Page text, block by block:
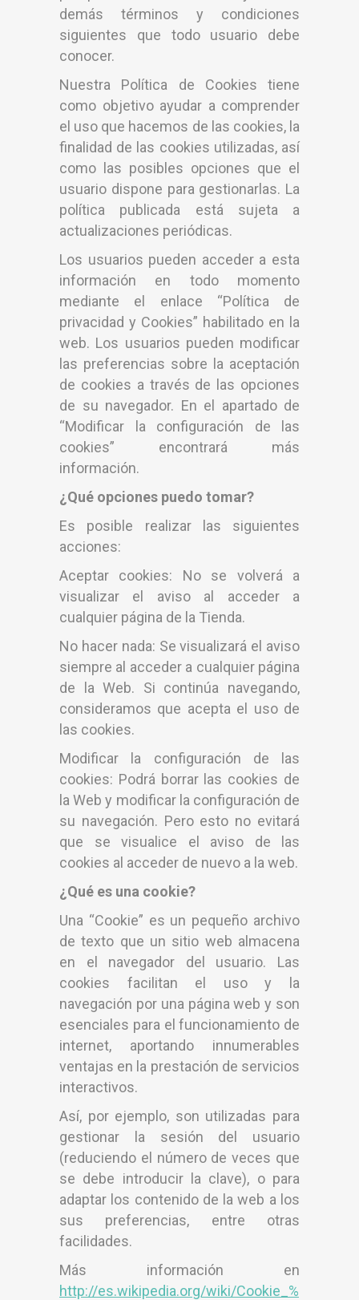
demás términos y condiciones
siguientes que todo usuario debe
conocer.
Nuestra Política de Cookies tiene
como objetivo ayudar a comprender
el uso que hacemos de las cookies, la
finalidad de las cookies utilizadas, así
como las posibles opciones que el
usuario dispone para gestionarlas. La
política publicada está sujeta a
actualizaciones periódicas.
Los usuarios pueden acceder a esta
información en todo momento
mediante el enlace “Política de
privacidad y Cookies” habilitado en la
web. Los usuarios pueden modificar
las preferencias sobre la aceptación
de cookies a través de las opciones
de su navegador. En el apartado de
“Modificar la configuración de las
cookies” encontrará más
información.
¿Qué opciones puedo tomar?
Es posible realizar las siguientes
acciones:
Aceptar cookies: No se volverá a
visualizar el aviso al acceder a
cualquier página de la Tienda.
No hacer nada: Se visualizará el aviso
siempre al acceder a cualquier página
de la Web. Si continúa navegando,
consideramos que acepta el uso de
las cookies.
Modificar la configuración de las
cookies: Podrá borrar las cookies de
la Web y modificar la configuración de
su navegación. Pero esto no evitará
que se visualice el aviso de las
cookies al acceder de nuevo a la web.
¿Qué es una cookie?
Una “Cookie” es un pequeño archivo
de texto que un sitio web almacena
en el navegador del usuario. Las
cookies facilitan el uso y la
navegación por una página web y son
esenciales para el funcionamiento de
internet, aportando innumerables
ventajas en la prestación de servicios
interactivos.
Así, por ejemplo, son utilizadas para
gestionar la sesión del usuario
(reduciendo el número de veces que
se debe introducir la clave), o para
adaptar los contenido de la web a los
sus preferencias, entre otras
facilidades.
Más información en
http://es.wikipedia.org/wiki/Cookie_%